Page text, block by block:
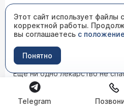
Вопрос: Дмитрий, пенсионер.
Я пенсионер, как Вы
ограничен. Страдаю
время по телевидению и в
информации о множестве
Насколько они эффективны?
Ответ: Александр
Еще ни одно лекарство не
аденомы. Несомненно, есть
мочеиспускание. Но, во-
лечат, а только нивелируют
Этот сайт использует файлы
корректной работы.
вы соглашаетесь с
Понятно
Telegram